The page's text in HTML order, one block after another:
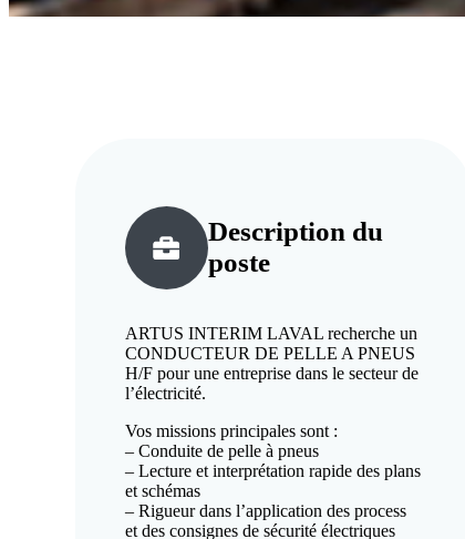
Description du
poste
ARTUS INTERIM LAVAL recherche un
CONDUCTEUR DE PELLE A PNEUS
H/F pour une entreprise dans le secteur de
l’électricité.
Vos missions principales sont :
– Conduite de pelle à pneus
– Lecture et interprétation rapide des plans
et schémas
– Rigueur dans l’application des process
et des consignes de sécurité électriques